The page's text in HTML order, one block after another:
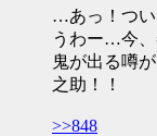
…あっ！つい
うわー…今
鬼が出る噂
之助！！
>>848